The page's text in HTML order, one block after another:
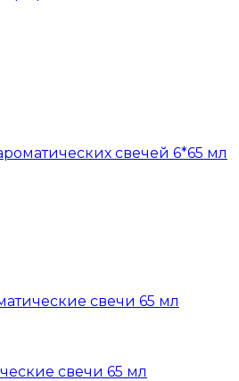
свечей 6*65 мл
свечи 65 мл